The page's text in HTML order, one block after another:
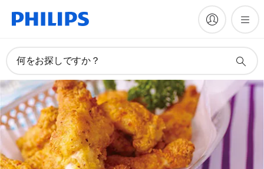
何をお探しですか？